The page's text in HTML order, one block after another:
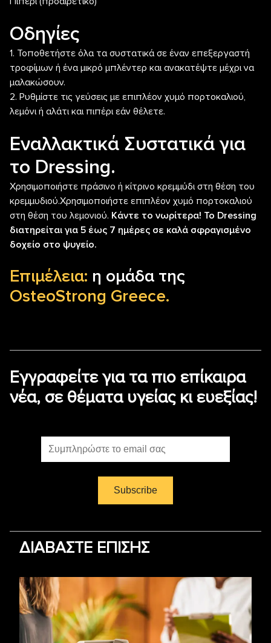
Οδηγίες
1. Τοποθετήστε όλα τα συστατικά σε έναν επεξεργαστή
τροφίμων ή ένα μικρό μπλέντερ και ανακατέψτε μέχρι να
μαλακώσουν.
2. Ρυθμίστε τις γεύσεις με επιπλέον χυμό πορτοκαλιού,
λεμόνι ή αλάτι και πιπέρι εάν θέλετε.
Εναλλακτικά Συστατικά για
το Dressing.
Χρησιμοποιήστε πράσινο ή κίτρινο κρεμμύδι στη θέση του
κρεμμυδιού.Χρησιμοποιήστε επιπλέον χυμό πορτοκαλιού
στη θέση του λεμονιού. Κάντε το νωρίτερα! Το Dressing
διατηρείται για 5 έως 7 ημέρες σε καλά σφραγισμένο
δοχείο στο ψυγείο.
Επιμέλεια: η ομάδα της
OsteoStrong Greece.
Εγγραφείτε για τα πιο επίκαιρα
νέα, σε θέματα υγείας κι ευεξίας!
ΔΙΑΒΑΣΤΕ ΕΠΙΣΗΣ